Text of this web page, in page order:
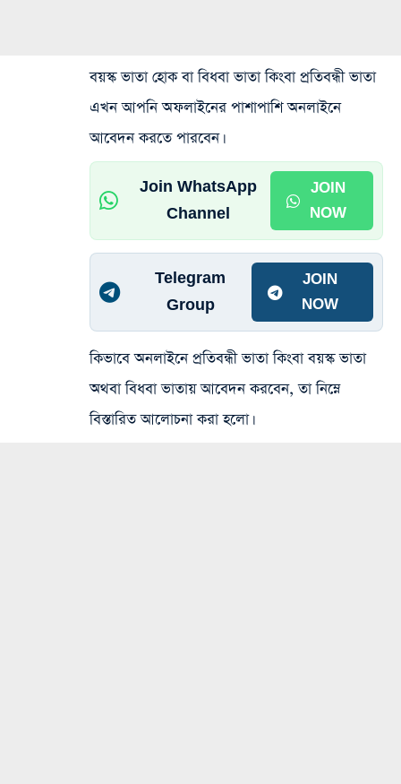
বয়স্ক ভাতা হোক বা বিধবা ভাতা কিংবা প্রতিবন্ধী ভাতা
এখন আপনি অফলাইনের পাশাপাশি অনলাইনে
আবেদন করতে পারবেন।
Join WhatsApp
Channel
JOIN
NOW
Telegram
Group
JOIN
NOW
কিভাবে অনলাইনে প্রতিবন্ধী ভাতা কিংবা বয়স্ক ভাতা
অথবা বিধবা ভাতায় আবেদন করবেন, তা নিম্নে
বিস্তারিত আলোচনা করা হলো।